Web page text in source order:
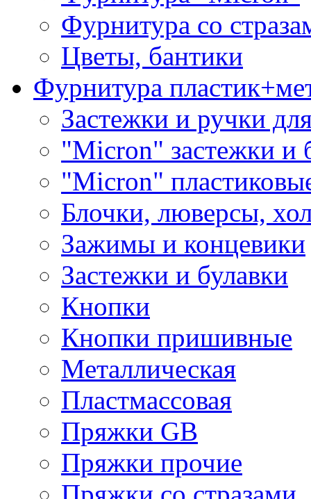
Фурнитура со
Цветы, бантики
Фурнитура
Застежки и ручки
"Micron" застежки и
"Micron"
Блочки, люверсы,
Зажимы и концевики
Застежки и булавки
Кнопки
Кнопки пришивные
Металлическая
Пластмассовая
Пряжки GB
Пряжки прочие